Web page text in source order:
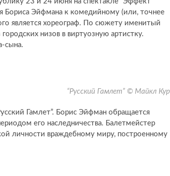
Бориса Эйфмана к комедийному (или, точнее
является хореограф. По сюжету именитый
низов в виртуозную артистку.
сына.
“Русский Гамлет” © Майкл
Гамлет”. Борис Эйфман обращается
его наследничества. Балетмейстер
личности враждебному миру, построенному